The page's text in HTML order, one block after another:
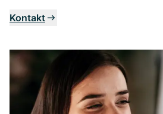
Kontakt